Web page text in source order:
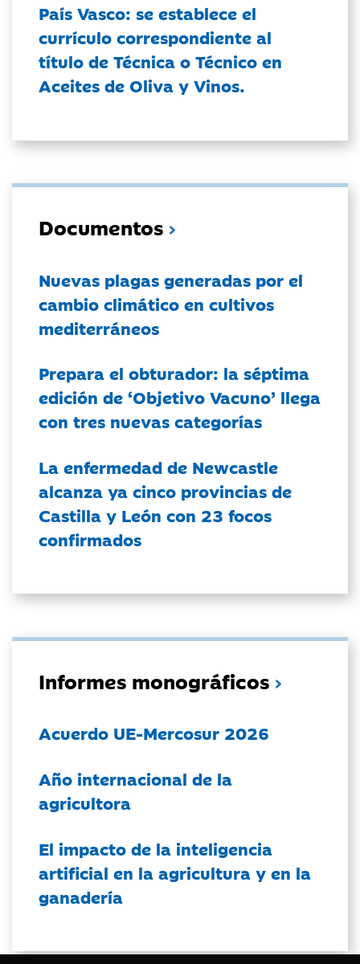
País Vasco: se establece el
currículo correspondiente al
título de Técnica o Técnico en
Aceites de Oliva y Vinos.
Documentos
Nuevas plagas generadas por el
cambio climático en cultivos
mediterráneos
Prepara el obturador: la séptima
edición de ‘Objetivo Vacuno’ llega
con tres nuevas categorías
La enfermedad de Newcastle
alcanza ya cinco provincias de
Castilla y León con 23 focos
confirmados
Informes monográficos
Acuerdo UE-Mercosur 2026
Año internacional de la
agricultora
El impacto de la inteligencia
artificial en la agricultura y en la
ganadería